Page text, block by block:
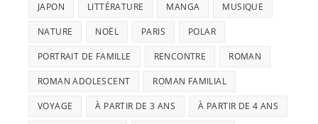
JAPON LITTÉRATURE MANGA MUSIQUE
NATURE NOËL PARIS POLAR
PORTRAIT DE FAMILLE RENCONTRE ROMAN
ROMAN ADOLESCENT ROMAN FAMILIAL
VOYAGE À PARTIR DE 3 ANS À PARTIR DE 4 ANS